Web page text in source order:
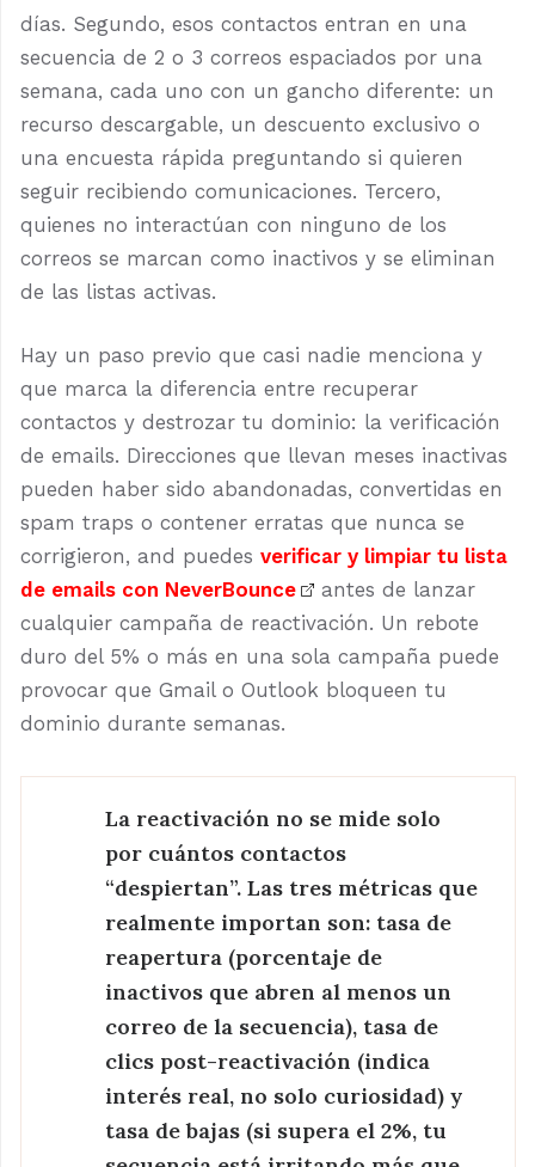
días. Segundo, esos contactos entran en una
secuencia de 2 o 3 correos espaciados por una
semana, cada uno con un gancho diferente: un
recurso descargable, un descuento exclusivo o
una encuesta rápida preguntando si quieren
seguir recibiendo comunicaciones. Tercero,
quienes no interactúan con ninguno de los
correos se marcan como inactivos y se eliminan
de las listas activas.
Hay un paso previo que casi nadie menciona y
que marca la diferencia entre recuperar
contactos y destrozar tu dominio: la verificación
de emails. Direcciones que llevan meses inactivas
pueden haber sido abandonadas, convertidas en
spam traps o contener erratas que nunca se
corrigieron, and puedes verificar y limpiar tu lista
de emails con NeverBounce
antes de lanzar
cualquier campaña de reactivación. Un rebote
duro del 5% o más en una sola campaña puede
provocar que Gmail o Outlook bloqueen tu
dominio durante semanas.
La reactivación no se mide solo
por cuántos contactos
“despiertan”. Las tres métricas que
realmente importan son: tasa de
reapertura (porcentaje de
inactivos que abren al menos un
correo de la secuencia), tasa de
clics post-reactivación (indica
interés real, no solo curiosidad) y
tasa de bajas (si supera el 2%, tu